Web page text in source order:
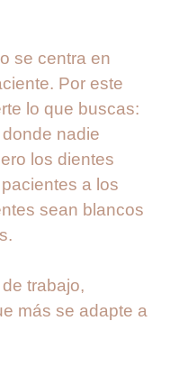
se centra en
Por este
lo que buscas:
nadie
los dientes
a los
sean blancos
trabajo,
más se adapte a